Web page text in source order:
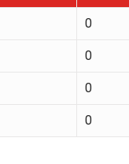
0
0
0
0